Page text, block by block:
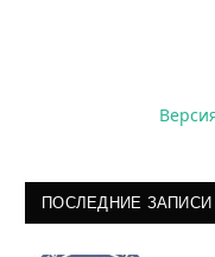
ПОСЛЕДНИЕ ЗАПИСИ